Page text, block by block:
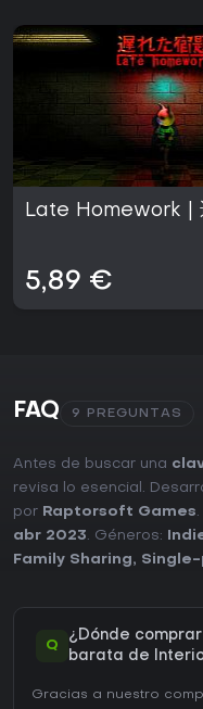
Late Homework |
5,89 €
FAQ 9 PREGUNTAS
Antes de buscar una
revisa lo esencial.
por Raptorsoft Games
abr 2023. Géneros:
Family Sharing,
Q
¿Dónde
barata de
Gracias a nuestro